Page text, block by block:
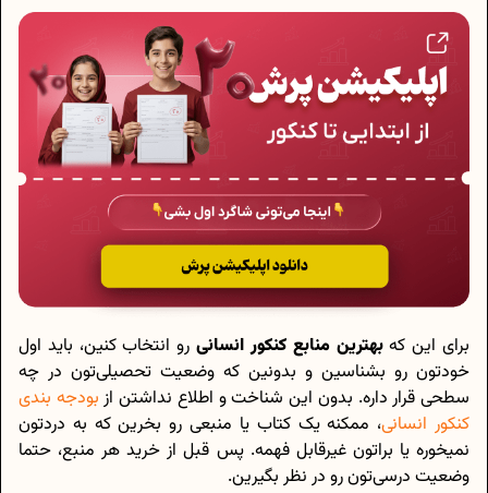
برای این کهبهترین منابع کنکور انسانیرو انتخاب کنین، باید اول
خودتون رو بشناسین و بدونین که وضعیت تحصیلی‌تون در چه
سطحی قرار داره. بدون این شناخت و اطلاع نداشتن از بودجه بندی
کنکور انسانی، ممکنه یک کتاب یا منبعی رو بخرین که به دردتون
نمیخوره یا براتون غیرقابل فهمه. پس قبل از خرید هر منبع، حتما
وضعیت درسی‌‌تون رو در نظر بگیرین.